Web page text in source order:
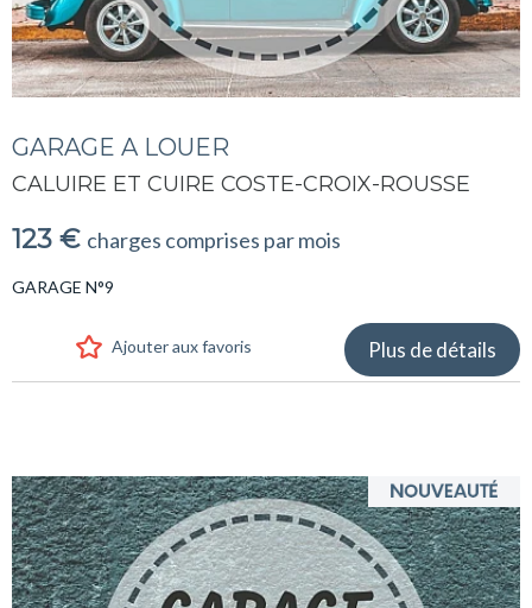
GARAGE A LOUER
CALUIRE ET CUIRE COSTE-CROIX-ROUSSE
123 € charges comprises par mois
GARAGE N°9
Ajouter aux favoris Plus de détails